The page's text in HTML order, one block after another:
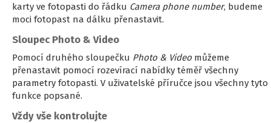
karty ve fotopasti do řádku Camera phone number, budeme
moci fotopast na dálku přenastavit.
Sloupec Photo & Video
Pomocí druhého sloupečku Photo & Video můžeme
přenastavit pomocí rozevírací nabídky téměř všechny
parametry fotopasti. V uživatelské příručce jsou všechny tyto
funkce popsané.
Vždy vše kontrolujte